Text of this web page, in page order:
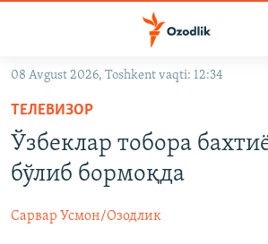
Асосий
навигацияга
ўтинг
Қидиришга
OZODVIDEO
OZODARXIV
На русском
08 Avgust 2026, Toshkent vaqti: 12:34
ТЕЛЕВИЗОР
Ўзбеклар тобора
бўлиб бормоқда
Сарвар Усмон/Озодлик